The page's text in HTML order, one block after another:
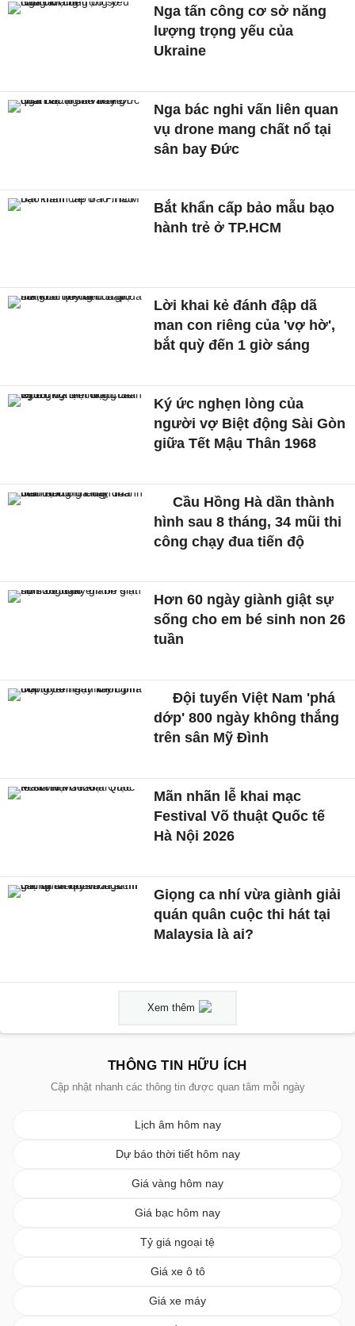
Nga tấn công cơ sở năng
lượng trọng yếu của
Ukraine
Nga bác nghi vấn liên quan
vụ drone mang chất nổ tại
sân bay Đức
Bắt khẩn cấp bảo mẫu bạo
hành trẻ ở TP.HCM
Lời khai kẻ đánh đập dã
man con riêng của 'vợ hờ',
bắt quỳ đến 1 giờ sáng
Ký ức nghẹn lòng của
người vợ Biệt động Sài Gòn
giữa Tết Mậu Thân 1968
Cầu Hồng Hà dần thành
hình sau 8 tháng, 34 mũi thi
công chạy đua tiến độ
Hơn 60 ngày giành giật sự
sống cho em bé sinh non 26
tuần
Đội tuyển Việt Nam 'phá
dớp' 800 ngày không thắng
trên sân Mỹ Đình
Mãn nhãn lễ khai mạc
Festival Võ thuật Quốc tế
Hà Nội 2026
Giọng ca nhí vừa giành giải
quán quân cuộc thi hát tại
Malaysia là ai?
Xem thêm
THÔNG TIN HỮU ÍCH
Cập nhật nhanh các thông tin được quan tâm mỗi ngày
Lịch âm hôm nay
Dự báo thời tiết hôm nay
Giá vàng hôm nay
Giá bạc hôm nay
Tỷ giá ngoại tệ
Giá xe ô tô
Giá xe máy